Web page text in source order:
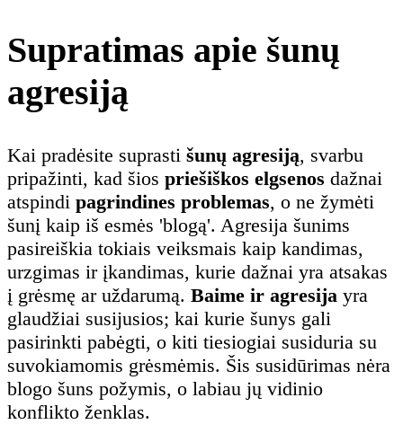
Supratimas apie šunų
agresiją
Kai pradėsite suprasti šunų agresiją, svarbu
pripažinti, kad šios priešiškos elgsenos dažnai
atspindi pagrindines problemas, o ne žymėti
šunį kaip iš esmės 'blogą'. Agresija šunims
pasireiškia tokiais veiksmais kaip kandimas,
urzgimas ir įkandimas, kurie dažnai yra atsakas
į grėsmę ar uždarumą. Baime ir agresija yra
glaudžiai susijusios; kai kurie šunys gali
pasirinkti pabėgti, o kiti tiesiogiai susiduria su
suvokiamomis grėsmėmis. Šis susidūrimas nėra
blogo šuns požymis, o labiau jų vidinio
konflikto ženklas.